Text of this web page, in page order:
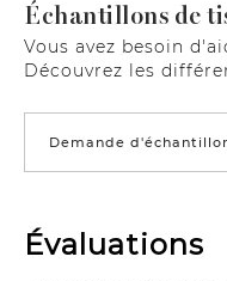
Échantillons de
Vous avez besoin
Découvrez les
Demande